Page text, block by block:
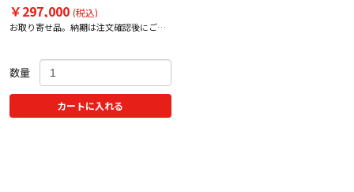
￥297,000 (税込)
お取り寄せ品。納期は注文確認後にご案
数量
カートに入れる